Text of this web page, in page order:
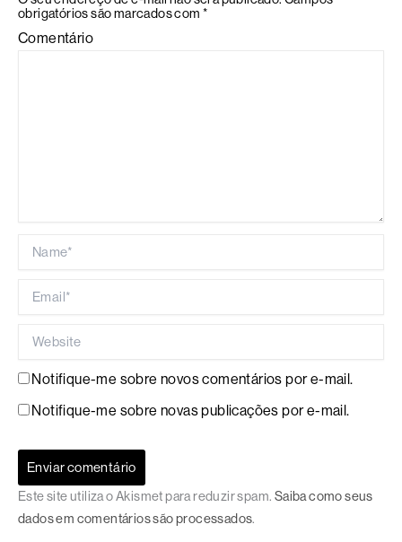
obrigatórios são marcados com *
Comentário
Notifique-me sobre novos comentários por e-mail.
Notifique-me sobre novas publicações por e-mail.
Este site utiliza o Akismet para reduzir spam. Saiba como seus
dados em comentários são processados.